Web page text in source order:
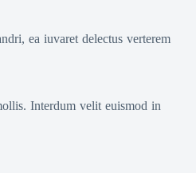
ea iuvaret delectus verterem
Interdum velit euismod in